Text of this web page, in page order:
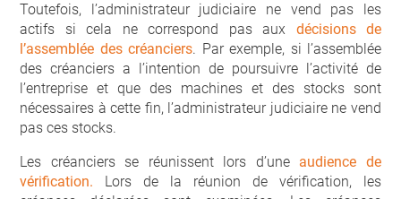
Toutefois, l’administrateur judiciaire ne vend pas les
actifs si cela ne correspond pas aux décisions de
l’assemblée des créanciers. Par exemple, si l’assemblée
des créanciers a l’intention de poursuivre l’activité de
l’entreprise et que des machines et des stocks sont
nécessaires à cette fin, l’administrateur judiciaire ne vend
pas ces stocks.
Les créanciers se réunissent lors d’une audience de
vérification. Lors de la réunion de vérification, les